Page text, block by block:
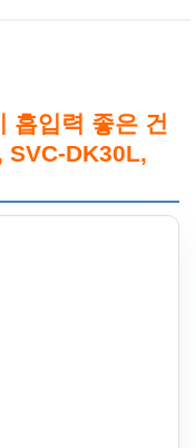
흡입력 좋은 건
SVC-DK30L,